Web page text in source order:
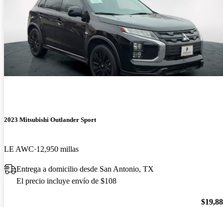
2023 Mitsubishi Outlander Sport
LE AWC 12,950 millas
Entrega a domicilio desde San Antonio, TX
El precio incluye envío de $108